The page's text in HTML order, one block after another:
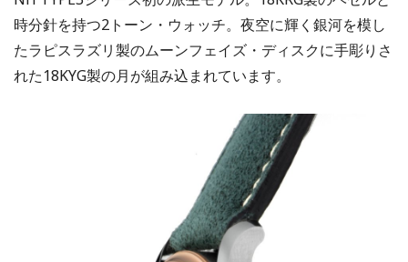
時分針を持つ2トーン・ウォッチ。夜空に輝く銀河を模し
たラピスラズリ製のムーンフェイズ・ディスクに手彫りさ
れた18KYG製の月が組み込まれています。